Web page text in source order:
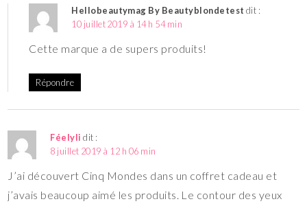
Hellobeautymag By Beautyblondetest dit :
10 juillet 2019 à 14 h 54 min
Cette marque a de supers produits!
Répondre
Féelyli dit :
8 juillet 2019 à 12 h 06 min
J’ai découvert Cinq Mondes dans un coffret cadeau et
j’avais beaucoup aimé les produits. Le contour des yeux